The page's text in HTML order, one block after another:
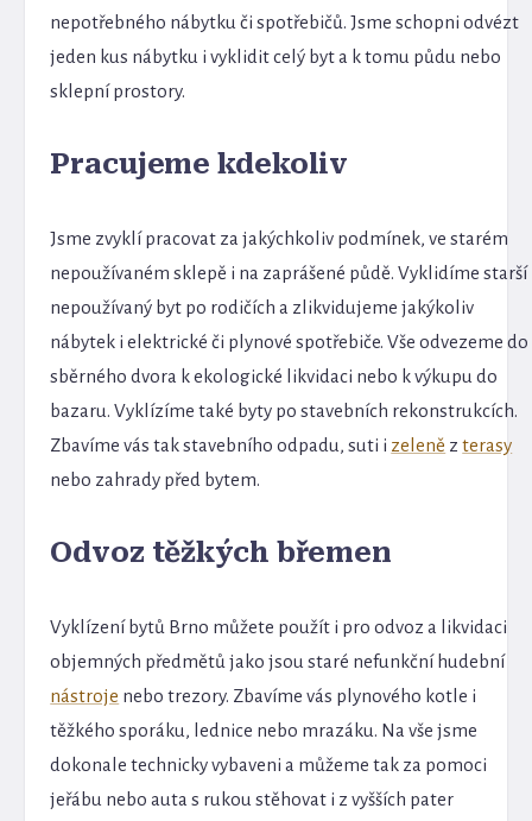
nepotřebného nábytku či spotřebičů. Jsme schopni odvézt
jeden kus nábytku i vyklidit celý byt a k tomu půdu nebo
sklepní prostory.
Pracujeme kdekoliv
Jsme zvyklí pracovat za jakýchkoliv podmínek, ve starém
nepoužívaném sklepě i na zaprášené půdě. Vyklidíme starší
nepoužívaný byt po rodičích a zlikvidujeme jakýkoliv
nábytek i elektrické či plynové spotřebiče. Vše odvezeme do
sběrného dvora k ekologické likvidaci nebo k výkupu do
bazaru. Vyklízíme také byty po stavebních rekonstrukcích.
Zbavíme vás tak stavebního odpadu, suti i zeleně zterasy
nebo zahrady před bytem.
Odvoz těžkých břemen
Vyklízení bytů Brno můžete použít i pro odvoz a likvidaci
objemných předmětů jako jsou staré nefunkční hudební
nástroje nebo trezory. Zbavíme vás plynového kotle i
těžkého sporáku, lednice nebo mrazáku. Na vše jsme
dokonale technicky vybaveni a můžeme tak za pomoci
jeřábu nebo auta s rukou stěhovat i z vyšších pater